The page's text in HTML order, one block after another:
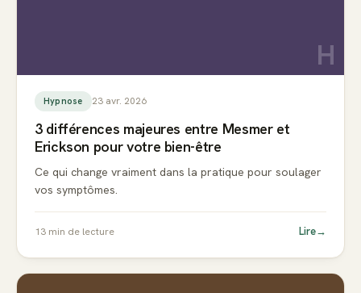
H
Hypnose 23 avr. 2026
3 différences majeures entre Mesmer et
Erickson pour votre bien-être
Ce qui change vraiment dans la pratique pour soulager
vos symptômes.
13 min de lecture Lire→